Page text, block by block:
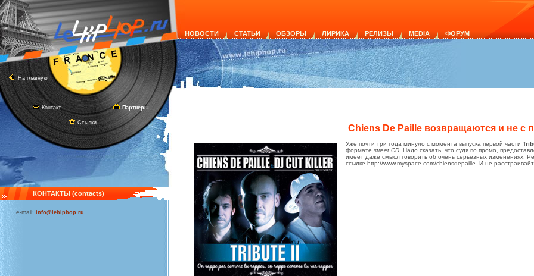
На главную
Контакт
Ссылки
Партнеры
НОВОСТИ СТАТЬИ ОБЗОРЫ ЛИРИКА РЕЛИЗЫ MEDIA ФОРУМ
КОНТАКТЫ (contacts)
e-mail: info@lehiphop.ru
Chiens De Paille возвращаются и не с
Уже почти три года минуло с момента выпуска первой части
формате street CD . Надо сказать, что судя по промо,
имеет даже смысл говорить об очень серьёзных изменениях.
ссылке http://www.myspace.com/chiensdepaille. И не